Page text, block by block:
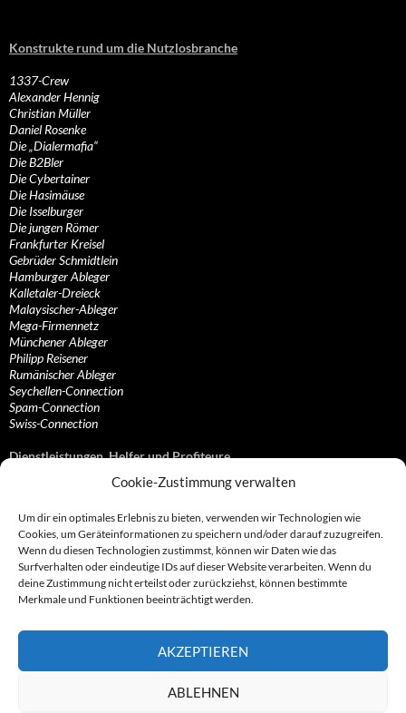
Cookie-Zustimmung verwalten
Um dir ein optimales Erlebnis zu bieten, verwenden wir Technologien wie
Cookies, um Geräteinformationen zu speichern und/oder darauf zuzugreifen.
Wenn du diesen Technologien zustimmst, können wir Daten wie das
Surfverhalten oder eindeutige IDs auf dieser Website verarbeiten. Wenn du
deine Zustimmung nicht erteilst oder zurückziehst, können bestimmte
Merkmale und Funktionen beeinträchtigt werden.
AKZEPTIEREN
ABLEHNEN
Konstrukte rund um die Nutzlosbranche
1337-Crew
Alexander Hennig
Christian Müller
Daniel Rosenke
Die „Dialermafia“
Die B2Bler
Die Cybertainer
Die Hasimäuse
Die Isselburger
Die jungen Römer
Frankfurter Kreisel
Gebrüder Schmidtlein
Hamburger Ableger
Kalletaler-Dreieck
Malaysischer-Ableger
Mega-Firmennetz
Münchener Ableger
Philipp Reisener
Rumänischer Ableger
Seychellen-Connection
Spam-Connection
Swiss-Connection
Dienstleistungen, Helfer und Profiteure
Anonymisierungsdienste, VPN- und Web-Proxy…
Bezahlsysteme, Finanzdienstleister und…
Bürodienstleister, Firmengründer- und/oder…
Datenhändler, Adressbroker und zielgerichtetes…
Hosting, Routing, Provider, Domain-, Web- und…
Inkasso, Forderungsmanagement und eintreibende…
Spieleanbieter, Online- und Browsergames
Partnerprogramme, Vertriebskanäle- und…
Telekommunikationsdienstleister, Internet…
Vereine, Verbände, Vereinigungen und Lobbyisten
Web-Rotlichtbezirk, Erotik- und XXX-Anbieter
Sonstige Dienstleister, Profiteure und Kooperationen